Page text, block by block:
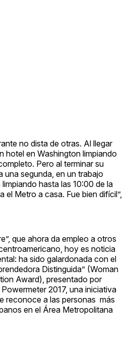
no dista de otras. Al llegar
hotel en Washington limpiando
Pero al terminar su
una segunda, en un trabajo
hasta las 10:00 de la
el Metro a casa. Fue bien difícil”,
que ahora da empleo a otros
hoy es noticia
ha sido galardonada con el
Distinguida” (Woman
Award), presentado por
2017, una iniciativa
reconoce a las personas más
en el Área Metropolitana